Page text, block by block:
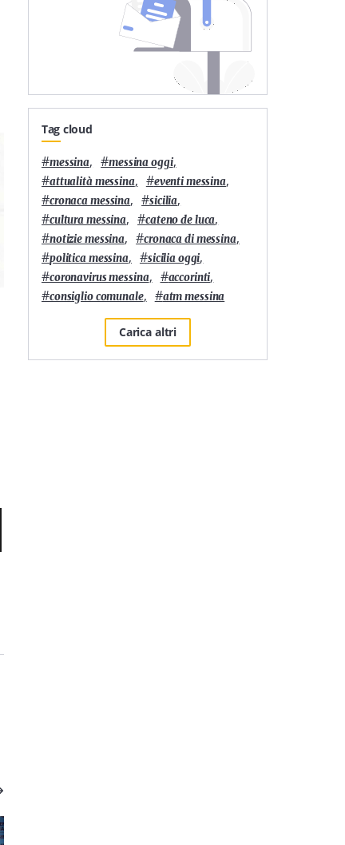
Tag cloud
#messina, #messina oggi,
#attualità messina, #eventi messina,
#cronaca messina, #sicilia,
#cultura messina, #cateno de luca,
#notizie messina, #cronaca di messina,
#politica messina, #sicilia oggi,
#coronavirus messina, #accorinti,
#consiglio comunale, #atm messina
Carica altri